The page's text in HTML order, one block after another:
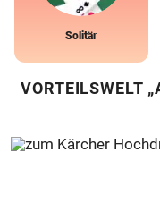
Solitär
VORTEILSWELT